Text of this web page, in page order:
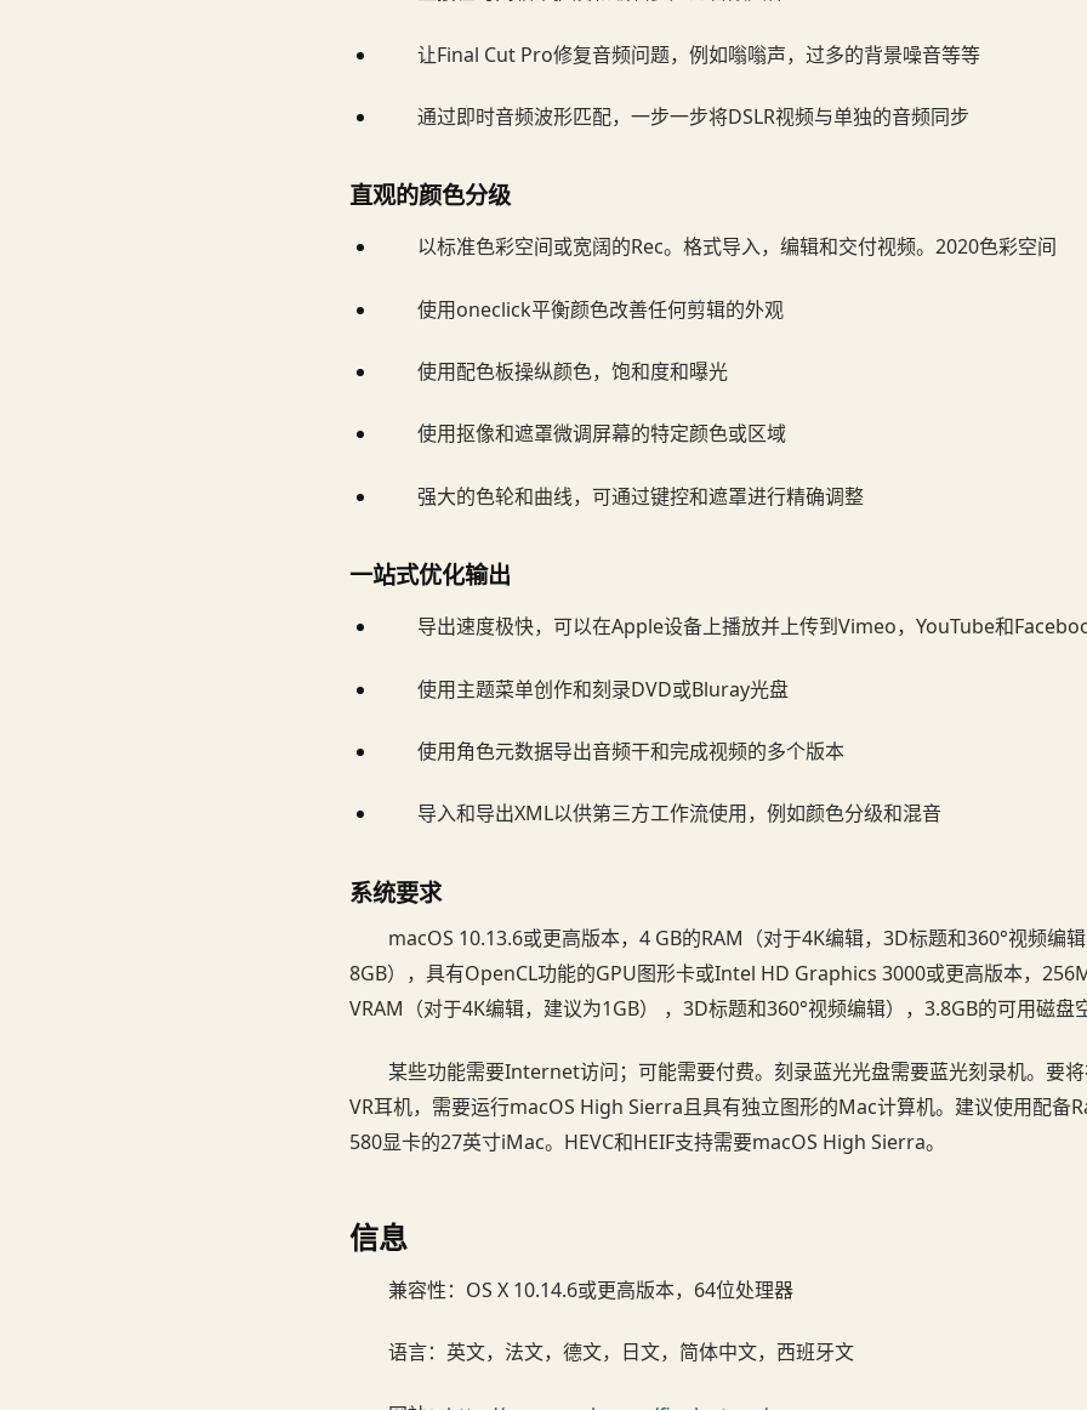
让Final Cut Pro修复音频问题，例如嗡嗡声，过多的背景噪音等等
通过即时音频波形匹配，一步一步将DSLR视频与单独的音频同步
直观的颜色分级
以标准色彩空间或宽阔的Rec。格式导入，编辑和交付视频。2020色彩空间
使用oneclick平衡颜色改善任何剪辑的外观
使用配色板操纵颜色，饱和度和曝光
使用抠像和遮罩微调屏幕的特定颜色或区域
强大的色轮和曲线，可通过键控和遮罩进行精确调整
一站式优化输出
导出速度极快，可以在Apple设备上播放并上传到Vimeo，YouTube和
使用主题菜单创作和刻录DVD或Bluray光盘
使用角色元数据导出音频干和完成视频的多个版本
导入和导出XML以供第三方工作流使用，例如颜色分级和混音
系统要求
macOS 10.13.6或更高版本，4 GB的RAM（对于4K编辑，3D标题和360°视频编
8GB），具有OpenCL功能的GPU图形卡或Intel HD Graphics 3000或更高版本，
VRAM（对于4K编辑，建议为1GB） ，3D标题和360°视频编辑），3.8GB的可用磁盘
某些功能需要Internet访问；可能需要付费。刻录蓝光光盘需要蓝光刻录机。要
VR耳机，需要运行macOS High Sierra且具有独立图形的Mac计算机。建议使用配备
580显卡的27英寸iMac。HEVC和HEIF支持需要macOS High Sierra。
信息
兼容性：OS X 10.14.6或更高版本，64位处理器
语言：英文，法文，德文，日文，简体中文，西班牙文